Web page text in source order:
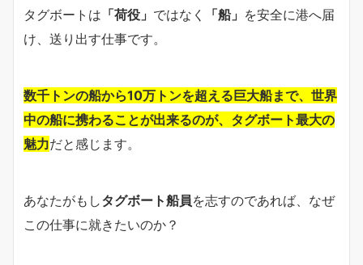
タグボートは 「荷役」 ではなく 「船」 を安全に港へ届
け、送り出す仕事です。
数千トンの船から10万トンを超える巨大船まで、世界
中の船に携わることが出来るのが、タグボート最大の
魅力だと感じます。
あなたがもしタグボート船員を志すのであれば、なぜ
この仕事に就きたいのか？